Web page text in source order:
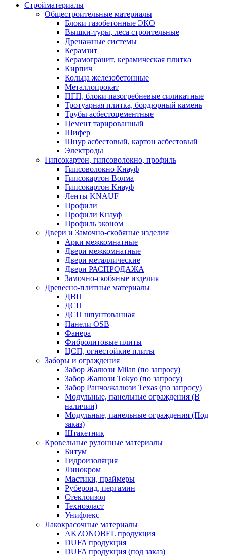
Стройматериалы
Oбщестроительные материалы
Блоки газобетонные ЭКО
Вышки-туры, леса строительные
Дренажные системы
Керамзит
Керамогранит, керамическая плитка
Кирпич
Кольца железобетонные
Металлопрокат
ПГП, блоки пазогребневые силикатные
Тротуарная плитка, бордюрный камень
Трубы асбестоцементные
Цемент тарированный
Шифер
Шнур асбестовый, картон асбестовый
Электроды
Гипсокартон, гипсоволокно, профиль
Гипсоволокно Кнауф
Гипсокартон Волма
Гипсокартон Кнауф
Ленты KNAUF
Профили
Профили Кнауф
Профиль эконом
Двери и Замочно-скобяные изделия
Арки межкомнатные
Двери межкомнатные
Двери металлические
Двери РАСПРОДАЖА
Замочно-скобяные изделия
Древесно-плитные материалы
ДВП
ДСП
ДСП шпунтованная
Панели OSB
Фанера
Фибролитовые плиты
ЦСП, огнестойкие плиты
Заборы и ограждения
Забор Жалюзи Milan (по запросу)
Забор Жалюзи Tokyo (по запросу)
Забор Ранчо/жалюзи Texas (по запросу)
Модульные, панельные ограждения (В
наличии)
Модульные, панельные ограждения (Под
заказ)
Штакетник
Кровельные рулонные материалы
Битум
Гидроизоляция
Линокром
Мастики, праймеры
Рубероид, пергамин
Стеклоизол
Техноэласт
Унифлекс
Лакокрасочные материалы
AKZONOBEL продукция
DUFA продукция
DUFA продукция (под заказ)